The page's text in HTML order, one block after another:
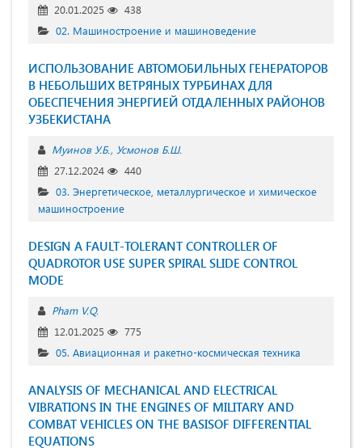
20.01.2025
438
02. Машиностроение и машиноведение
ИСПОЛЬЗОВАНИЕ АВТОМОБИЛЬНЫХ ГЕНЕРАТОРОВ
В НЕБОЛЬШИХ ВЕТРЯНЫХ ТУРБИНАХ ДЛЯ
ОБЕСПЕЧЕНИЯ ЭНЕРГИЕЙ ОТДАЛЕННЫХ РАЙОНОВ
УЗБЕКИСТАНА
Муинов У.Б. Усмонов Б.Ш.
27.12.2024
440
03. Энергетическое, металлургическое и химическое
машиностроение
DESIGN A FAULT-TOLERANT CONTROLLER OF
QUADROTOR USE SUPER SPIRAL SLIDE CONTROL
MODE
Pham V.Q.
12.01.2025
775
05. Авиационная и ракетно-космическая техника
ANALYSIS OF MECHANICAL AND ELECTRICAL
VIBRATIONS IN THE ENGINES OF MILITARY AND
COMBAT VEHICLES ON THE BASISOF DIFFERENTIAL
EQUATIONS